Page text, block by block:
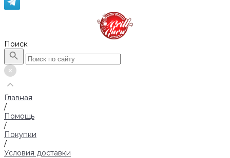
Поиск
Главная
/
Помощь
/
Покупки
/
Условия доставки